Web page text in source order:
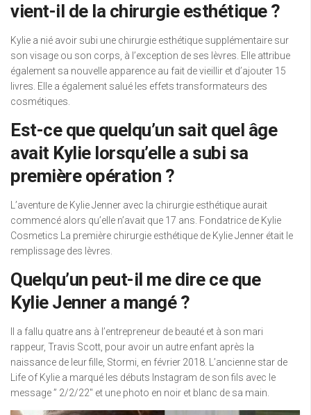
vient-il de la chirurgie esthétique ?
Kylie a nié avoir subi une chirurgie esthétique supplémentaire sur
son visage ou son corps, à l’exception de ses lèvres. Elle attribue
également sa nouvelle apparence au fait de vieillir et d’ajouter 15
livres. Elle a également salué les effets transformateurs des
cosmétiques.
Est-ce que quelqu’un sait quel âge
avait Kylie lorsqu’elle a subi sa
première opération ?
L’aventure de Kylie Jenner avec la chirurgie esthétique aurait
commencé alors qu’elle n’avait que 17 ans. Fondatrice de Kylie
Cosmetics La première chirurgie esthétique de Kylie Jenner était le
remplissage des lèvres.
Quelqu’un peut-il me dire ce que
Kylie Jenner a mangé ?
Il a fallu quatre ans à l’entrepreneur de beauté et à son mari
rappeur, Travis Scott, pour avoir un autre enfant après la
naissance de leur fille, Stormi, en février 2018. L’ancienne star de
Life of Kylie a marqué les débuts Instagram de son fils avec le
message ” 2/2/22″ et une photo en noir et blanc de sa main.